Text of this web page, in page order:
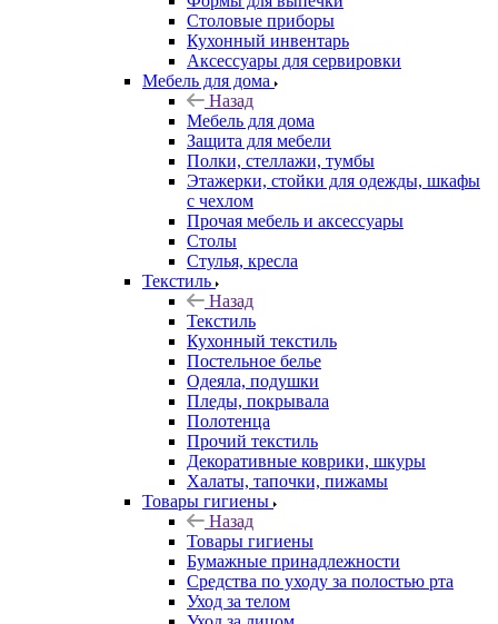
Столовые приборы
Кухонный инвентарь
Аксессуары для сервировки
Мебель для дома
Назад
Мебель для дома
Защита для мебели
Полки, стеллажи, тумбы
Этажерки, стойки для одежды, шкафы
с чехлом
Прочая мебель и аксессуары
Столы
Стулья, кресла
Текстиль
Назад
Текстиль
Кухонный текстиль
Постельное белье
Одеяла, подушки
Пледы, покрывала
Полотенца
Прочий текстиль
Декоративные коврики, шкуры
Халаты, тапочки, пижамы
Товары гигиены
Назад
Товары гигиены
Бумажные принадлежности
Средства по уходу за полостью рта
Уход за телом